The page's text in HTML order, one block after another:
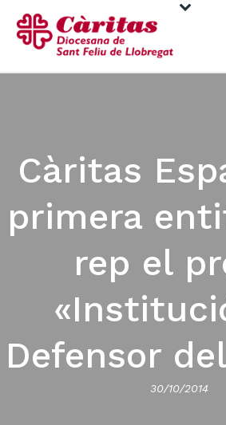
Càritas
primera
rep el
Defensor
30/10/2014